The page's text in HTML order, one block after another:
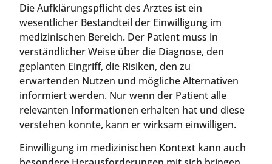
Die Aufklärungspflicht des Arztes ist ein
wesentlicher Bestandteil der Einwilligung im
medizinischen Bereich. Der Patient muss in
verständlicher Weise über die Diagnose, den
geplanten Eingriff, die Risiken, den zu
erwartenden Nutzen und mögliche Alternativen
informiert werden. Nur wenn der Patient alle
relevanten Informationen erhalten hat und diese
verstehen konnte, kann er wirksam einwilligen.
Einwilligung im medizinischen Kontext kann auch